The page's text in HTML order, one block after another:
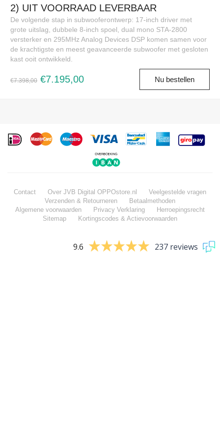
2) UIT VOORRAAD LEVERBAAR
De volgende stap in subwooferontwerp: 17-inch driver met
grote uitslag, dubbele 8-inch spoel, dual mono STA-2800
versterker en 295MHz Analog Devices DSP komen samen voor
de krachtigste en meest geavanceerde subwoofer met gesloten
kast ooit ontwikkeld.
€7.398,00 €7.195,00 Nu bestellen
Contact Over JVB Digital OPPOstore.nl
Veelgestelde vragen
Verzenden & Retourneren
Betaalmethoden
Algemene voorwaarden
Privacy Verklaring
Herroepingsrecht
Sitemap
Kortingscodes & Actievoorwaarden
9.6 237 reviews